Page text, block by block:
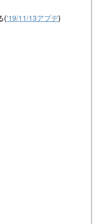
('19/11/13アプデ)